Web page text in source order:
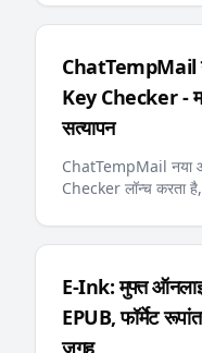
उपयोगकर्ताओं को अधिक
ChatTempMail
Key Checker -
सत्यापन
ChatTempMail नया
Checker लॉन्च करता
प्रदर्शन का समर्थन करता
E-Ink: मुफ्त
EPUB, फॉर्मेट
जगह